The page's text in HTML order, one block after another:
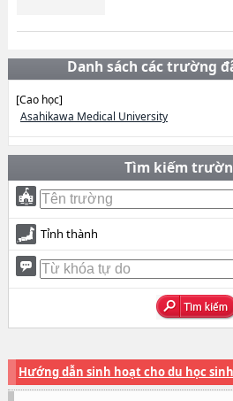
Danh sách các trường
[Cao học]
Asahikawa Medical University
Tìm kiếm
Tỉnh thành
Hướng dẫn sinh hoạt cho du học sinh